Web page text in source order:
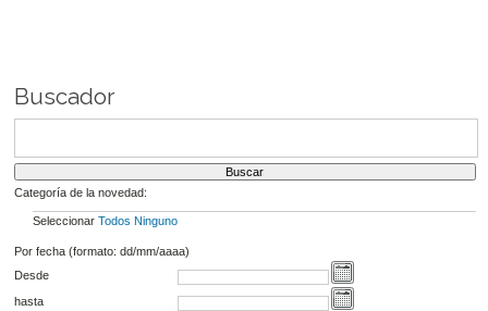
Buscador
Categoría de la novedad:
Seleccionar Todos Ninguno
Por fecha (formato: dd/mm/aaaa)
Desde
hasta